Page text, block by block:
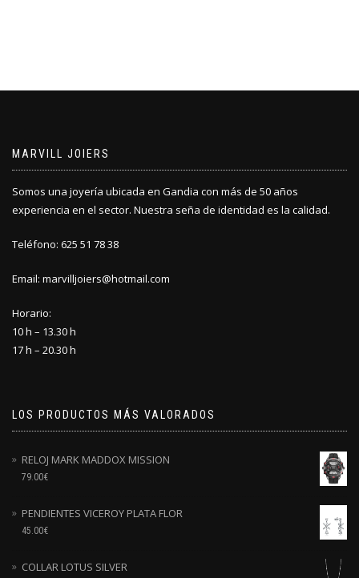
MARVILL JOIERS
Somos una joyería ubicada en Gandia con más de 50 años
experiencia en el sector. Nuestra seña de identidad es la calidad.
Teléfono: 625 51 78 38
Email: marvilljoiers@hotmail.com
Horario:
10 h – 13.30 h
17 h – 20.30 h
LOS PRODUCTOS MÁS VALORADOS
RELOJ MARK MADDOX MISSION
79.00€
PENDIENTES VICEROY PLATA FLOR
45.00€
COLLAR LOTUS SILVER